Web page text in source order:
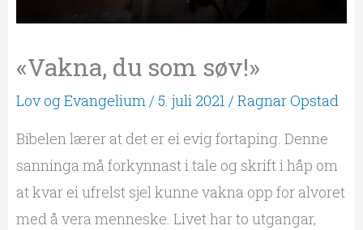
«Vakna, du som søv!»
Lov og Evangelium/ 5. juli 2021/Ragnar Opstad
Bibelen lærer at det er ei evig fortaping. Denne
sanninga må forkynnast i tale og skrift i håp om
at kvar ei ufrelst sjel kunne vakna opp for alvoret
med å vera menneske. Livet har to utgangar,